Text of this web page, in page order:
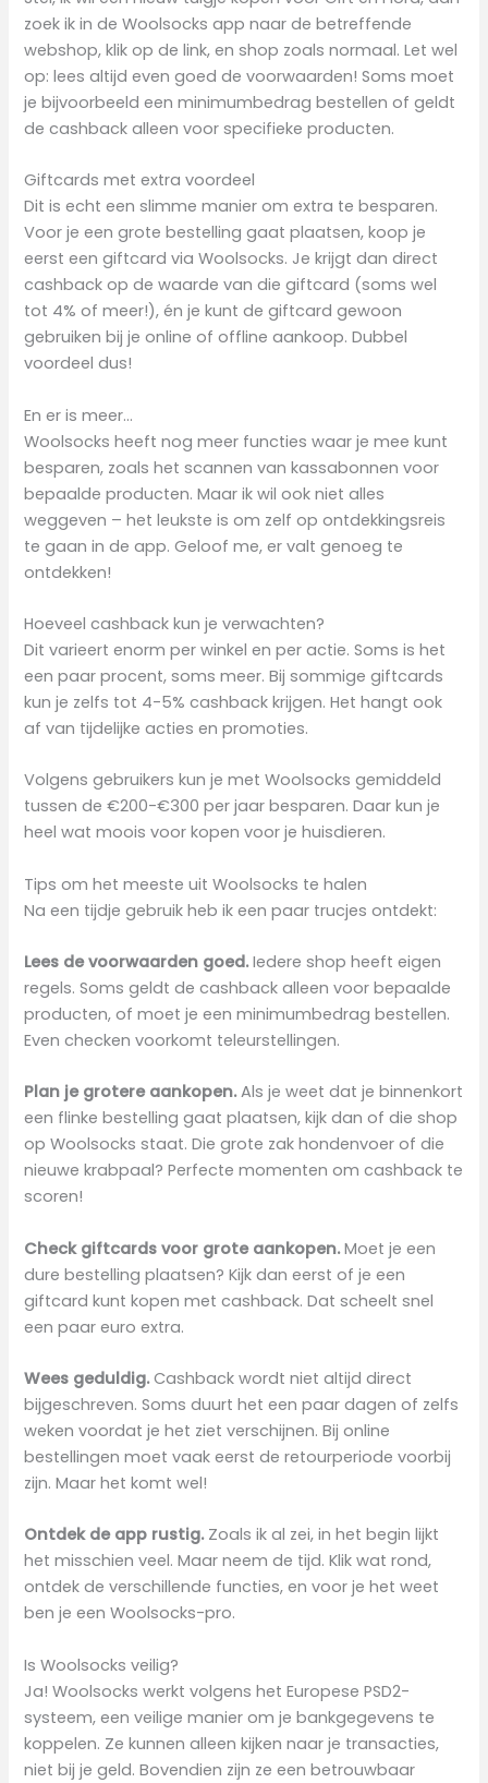
zoek ik in de Woolsocks app naar de betreffende
webshop, klik op de link, en shop zoals normaal. Let wel
op: lees altijd even goed de voorwaarden! Soms moet
je bijvoorbeeld een minimumbedrag bestellen of geldt
de cashback alleen voor specifieke producten.
Giftcards met extra voordeel
Dit is echt een slimme manier om extra te besparen.
Voor je een grote bestelling gaat plaatsen, koop je
eerst een giftcard via Woolsocks. Je krijgt dan direct
cashback op de waarde van die giftcard (soms wel
tot 4% of meer!), én je kunt de giftcard gewoon
gebruiken bij je online of offline aankoop. Dubbel
voordeel dus!
En er is meer…
Woolsocks heeft nog meer functies waar je mee kunt
besparen, zoals het scannen van kassabonnen voor
bepaalde producten. Maar ik wil ook niet alles
weggeven – het leukste is om zelf op ontdekkingsreis
te gaan in de app. Geloof me, er valt genoeg te
ontdekken!
Hoeveel cashback kun je verwachten?
Dit varieert enorm per winkel en per actie. Soms is het
een paar procent, soms meer. Bij sommige giftcards
kun je zelfs tot 4-5% cashback krijgen. Het hangt ook
af van tijdelijke acties en promoties.
Volgens gebruikers kun je met Woolsocks gemiddeld
tussen de €200-€300 per jaar besparen. Daar kun je
heel wat moois voor kopen voor je huisdieren.
Tips om het meeste uit Woolsocks te halen
Na een tijdje gebruik heb ik een paar trucjes ontdekt:
Lees de voorwaarden goed.Iedere shop heeft eigen
regels. Soms geldt de cashback alleen voor bepaalde
producten, of moet je een minimumbedrag bestellen.
Even checken voorkomt teleurstellingen.
Plan je grotere aankopen.Als je weet dat je binnenkort
een flinke bestelling gaat plaatsen, kijk dan of die shop
op Woolsocks staat. Die grote zak hondenvoer of die
nieuwe krabpaal? Perfecte momenten om cashback te
scoren!
Check giftcards voor grote aankopen.Moet je een
dure bestelling plaatsen? Kijk dan eerst of je een
giftcard kunt kopen met cashback. Dat scheelt snel
een paar euro extra.
Wees geduldig.Cashback wordt niet altijd direct
bijgeschreven. Soms duurt het een paar dagen of zelfs
weken voordat je het ziet verschijnen. Bij online
bestellingen moet vaak eerst de retourperiode voorbij
zijn. Maar het komt wel!
Ontdek de app rustig.Zoals ik al zei, in het begin lijkt
het misschien veel. Maar neem de tijd. Klik wat rond,
ontdek de verschillende functies, en voor je het weet
ben je een Woolsocks-pro.
Is Woolsocks veilig?
Ja! Woolsocks werkt volgens het Europese PSD2-
systeem, een veilige manier om je bankgegevens te
koppelen. Ze kunnen alleen kijken naar je transacties,
niet bij je geld. Bovendien zijn ze een betrouwbaar